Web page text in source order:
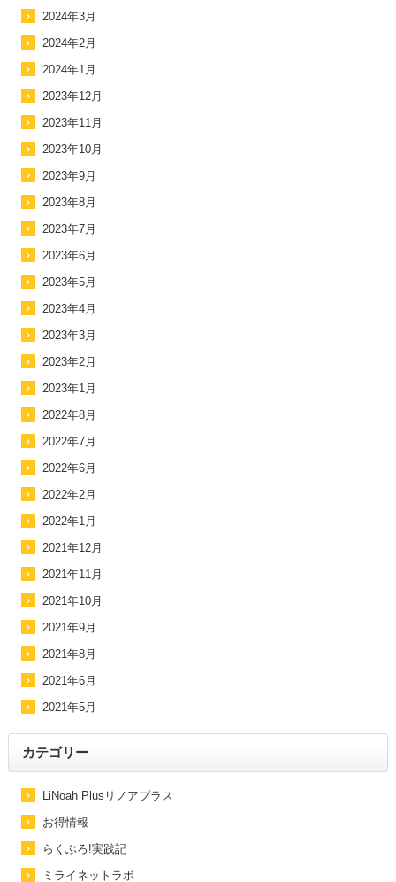
2024年3月
2024年2月
2024年1月
2023年12月
2023年11月
2023年10月
2023年9月
2023年8月
2023年7月
2023年6月
2023年5月
2023年4月
2023年3月
2023年2月
2023年1月
2022年8月
2022年7月
2022年6月
2022年2月
2022年1月
2021年12月
2021年11月
2021年10月
2021年9月
2021年8月
2021年6月
2021年5月
カテゴリー
LiNoah Plusリノアプラス
お得情報
らくぶろ!実践記
ミライネットラボ